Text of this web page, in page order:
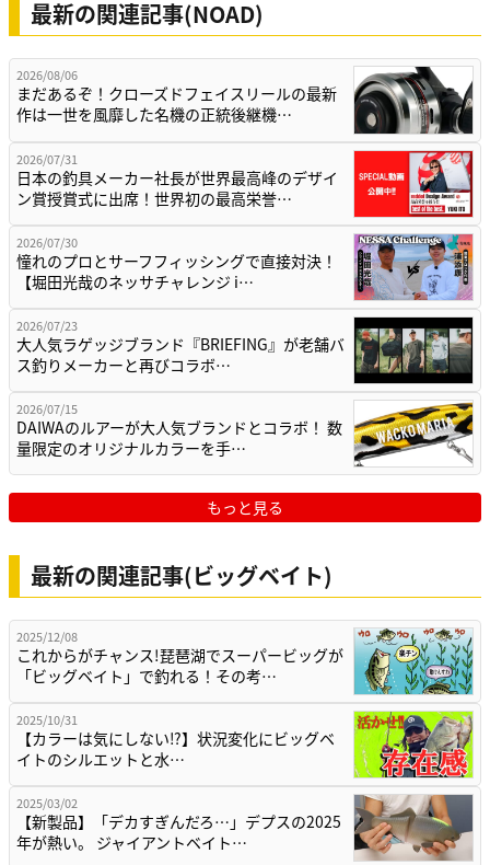
最新の関連記事(NOAD)
2026/08/06
まだあるぞ！クローズドフェイスリールの最新
作は一世を風靡した名機の正統後継機…
2026/07/31
日本の釣具メーカー社長が世界最高峰のデザイ
ン賞授賞式に出席！世界初の最高栄誉…
2026/07/30
憧れのプロとサーフフィッシングで直接対決！
【堀田光哉のネッサチャレンジ i…
2026/07/23
大人気ラゲッジブランド『BRIEFING』が老舗バ
ス釣りメーカーと再びコラボ…
2026/07/15
DAIWAのルアーが大人気ブランドとコラボ！ 数
量限定のオリジナルカラーを手…
もっと見る
最新の関連記事(ビッグベイト)
2025/12/08
これからがチャンス!琵琶湖でスーパービッグが
「ビッグベイト」で釣れる！その考…
2025/10/31
【カラーは気にしない⁉】状況変化にビッグベ
イトのシルエットと水…
2025/03/02
【新製品】「デカすぎんだろ…」デプスの2025
年が熱い。 ジャイアントベイト…